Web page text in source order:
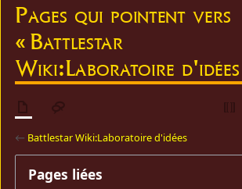
Pages qui pointent vers
« Battlestar
Wiki:Laboratoire d'idées
← Battlestar Wiki:Laboratoire d'idées
Pages liées